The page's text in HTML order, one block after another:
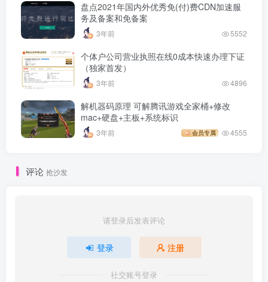
盘点2021年国内外优秀免(付)费CDN加速服
务及备案和免备案
3年前 5552
个体户公司营业执照在线0成本快速办理下证
（独家首发）
3年前 4896
解机器码原理 可解腾讯游戏全家桶+修改
mac+硬盘+主板+系统标识
3年前 会员专属 4555
评论 抢沙发
请登录后发表评论
登录 注册
社交账号登录